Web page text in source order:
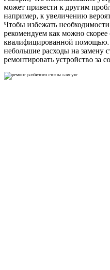
может привести к другим
например, к увеличению
Чтобы избежать
рекомендуем как можно скорее
квалифицированной помощью.
небольшие расходы на замену
ремонтировать устройство за